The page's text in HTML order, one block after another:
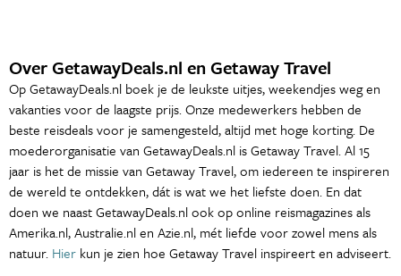
Over GetawayDeals.nl en Getaway Travel
Op GetawayDeals.nl boek je de leukste uitjes, weekendjes weg en
vakanties voor de laagste prijs. Onze medewerkers hebben de
beste reisdeals voor je samengesteld, altijd met hoge korting. De
moederorganisatie van GetawayDeals.nl is Getaway Travel. Al 15
jaar is het de missie van Getaway Travel, om iedereen te inspireren
de wereld te ontdekken, dát is wat we het liefste doen. En dat
doen we naast GetawayDeals.nl ook op online reismagazines als
Amerika.nl, Australie.nl en Azie.nl, mét liefde voor zowel mens als
natuur. Hier kun je zien hoe Getaway Travel inspireert en adviseert.